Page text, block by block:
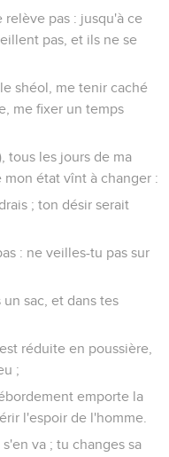
pas : jusqu'à ce
pas, et ils ne se
shéol, me tenir caché
me fixer un temps
tous les jours de ma
état vînt à changer :
; ton désir serait
: ne veilles-tu pas sur
sac, et dans tes
réduite en poussière,
;
emporte la
l'espoir de l'homme.
va ; tu changes sa